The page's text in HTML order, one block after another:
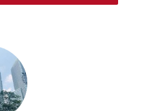
Tartine
a un completo